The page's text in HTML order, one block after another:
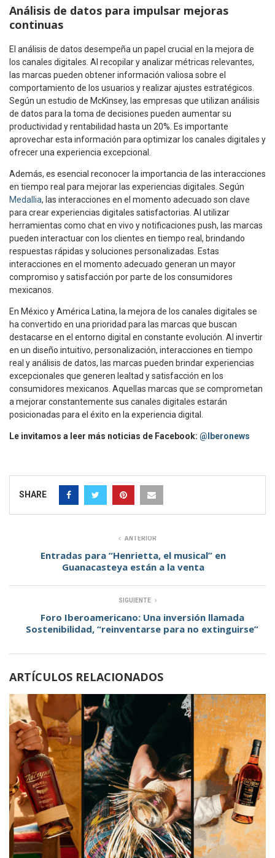
Análisis de datos para impulsar mejoras
continuas
El análisis de datos desempeña un papel crucial en la mejora de
los canales digitales. Al recopilar y analizar métricas relevantes,
las marcas pueden obtener información valiosa sobre el
comportamiento de los usuarios y realizar ajustes estratégicos.
Según un estudio de McKinsey, las empresas que utilizan análisis
de datos para la toma de decisiones pueden aumentar su
productividad y rentabilidad hasta un 20%. Es importante
aprovechar esta información para optimizar los canales digitales y
ofrecer una experiencia excepcional.
Además, es esencial reconocer la importancia de las interacciones
en tiempo real para mejorar las experiencias digitales. Según
Medallia, las interacciones en el momento adecuado son clave
para crear experiencias digitales satisfactorias. Al utilizar
herramientas como chat en vivo y notificaciones push, las marcas
pueden interactuar con los clientes en tiempo real, brindando
respuestas rápidas y soluciones personalizadas. Estas
interacciones en el momento adecuado generan un mayor
compromiso y satisfacción por parte de los consumidores
mexicanos.
En México y América Latina, la mejora de los canales digitales se
ha convertido en una prioridad para las marcas que buscan
destacarse en el entorno digital en constante evolución. Al invertir
en un diseño intuitivo, personalización, interacciones en tiempo
real y análisis de datos, las marcas pueden brindar experiencias
excepcionales que generen lealtad y satisfacción en los
consumidores mexicanos. Aquellas marcas que se comprometan
a mejorar constantemente sus canales digitales estarán
posicionadas para el éxito en la experiencia digital.
Le invitamos a leer más noticias de Facebook: @Iberonews
SHARE
ANTERIOR
Entradas para “Henrietta, el musical” en
Guanacasteya están a la venta
SIGUIENTE
Foro Iberoamericano: Una inversión llamada
Sostenibilidad, “reinventarse para no extinguirse”
ARTÍCULOS RELACIONADOS